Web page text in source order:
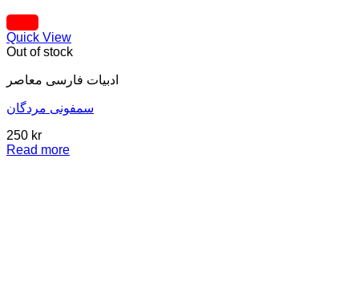
Quick View
Out of stock
ادبيات فارسی معاصر
سمفونی مردگان
250 kr
Read more